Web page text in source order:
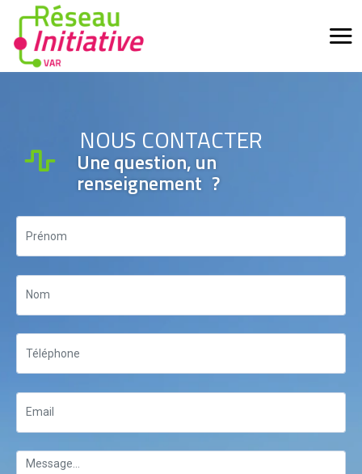
NOUS CONTACTER
Une question, un
renseignement ?